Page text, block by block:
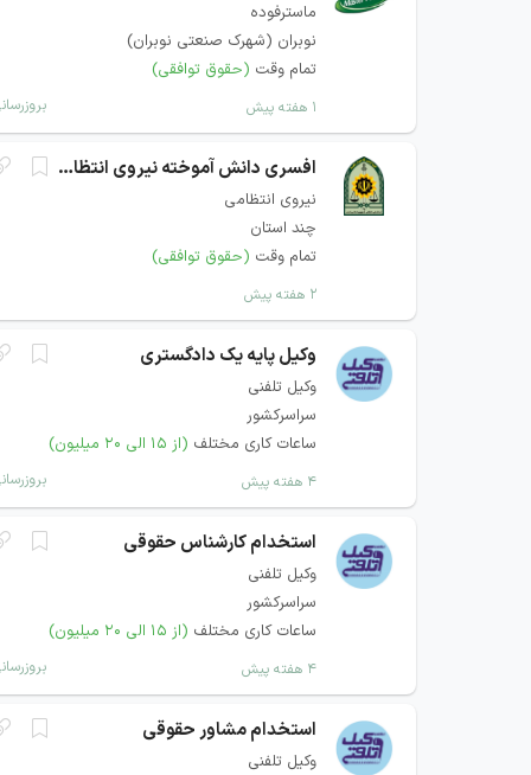
ماسترفوده
نوبران (شهرک صنعتی نوبران)
تمام وقت (حقوق توافقی)
۱ هفته پیش
افسری دانش آموخته نیروی انتظامی
نیروی انتظامی
چند استان
تمام وقت (حقوق توافقی)
۲ هفته پیش
وکیل پایه یک دادگستری
وکیل تلفنی
سراسرکشور
ساعات کاری مختلف (از ۱۵ الی ۲۰ میلیون)
۴ هفته پیش
استخدام کارشناس حقوقی
وکیل تلفنی
سراسرکشور
ساعات کاری مختلف (از ۱۵ الی ۲۰ میلیون)
۴ هفته پیش
استخدام مشاور حقوقی
وکیل تلفنی